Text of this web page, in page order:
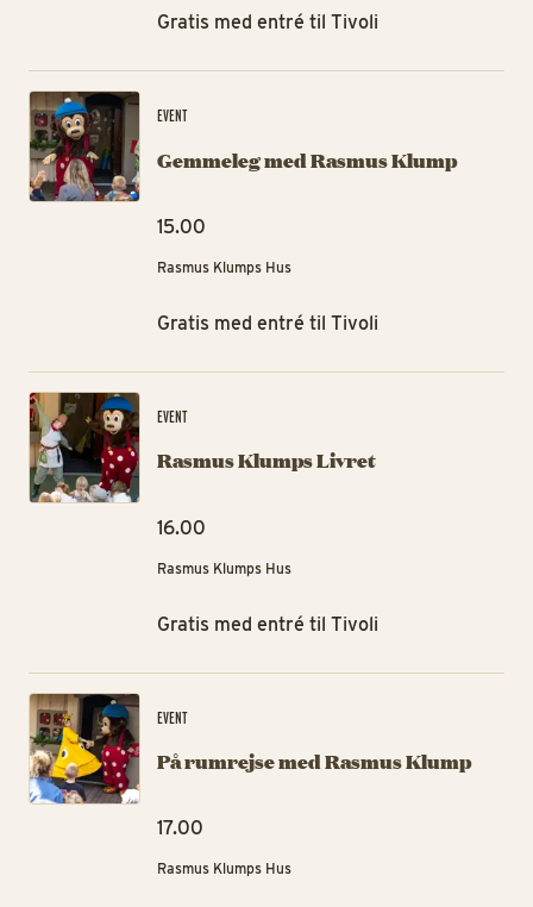
Gratis med entré til Tivoli
EVENT
Gemmeleg med Rasmus Klump
15.00
Rasmus Klumps Hus
Gratis med entré til Tivoli
EVENT
Rasmus Klumps Livret
16.00
Rasmus Klumps Hus
Gratis med entré til Tivoli
EVENT
På rumrejse med Rasmus Klump
17.00
Rasmus Klumps Hus